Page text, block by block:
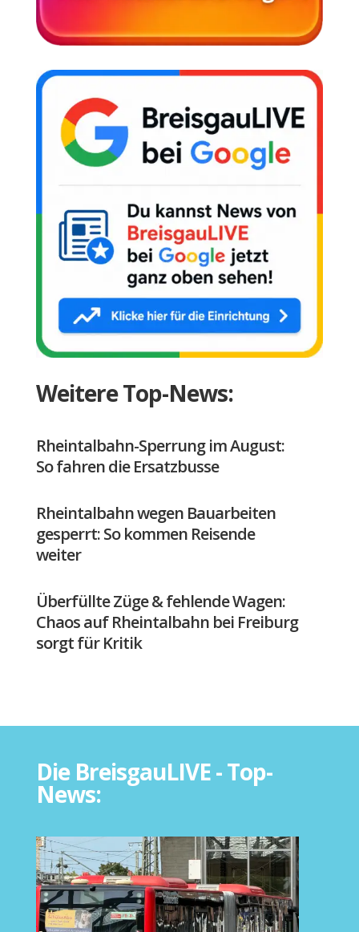
Weitere Top-News:
Rheintalbahn-Sperrung im August:
So fahren die Ersatzbusse
Rheintalbahn wegen Bauarbeiten
gesperrt: So kommen Reisende
weiter
Überfüllte Züge & fehlende Wagen:
Chaos auf Rheintalbahn bei Freiburg
sorgt für Kritik
Die BreisgauLIVE - Top-
News: